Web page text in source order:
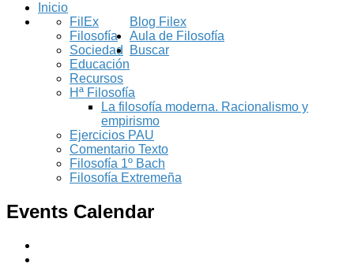
Inicio
Blog Filex
FilEx
Filosofía
Sociedad
Educación
Recursos
Aula de Filosofía
Hª Filosofía
La filosofía moderna. Racionalismo y
empirismo
Ejercicios PAU
Comentario Texto
Filosofía 1º Bach
Filosofía Extremeña
Buscar
Events Calendar